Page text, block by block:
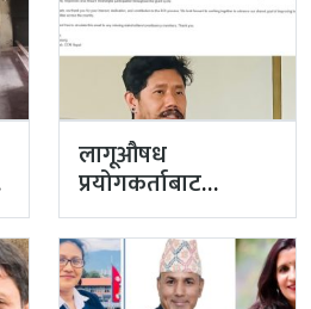
लागूऔषध
प्रयोगकर्ताबाट
सीसीएम उपाध्यक्ष
बनेका गुरुङको अवैध
इमेलले उठायो
अध्यक्ष…